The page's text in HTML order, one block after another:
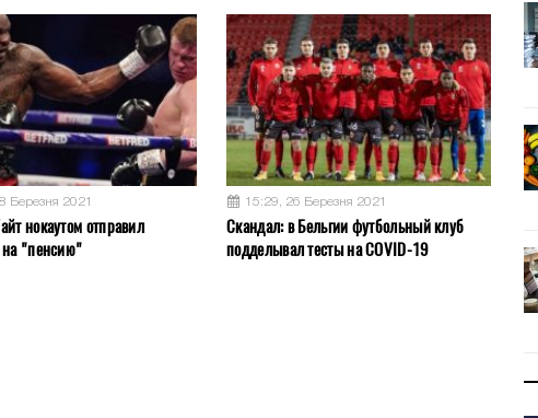
Березня 2021
нокаутом отправил
на "пенсию"
15:29, 26 Березня 2021
Скандал: в Бельгии футбольный клуб
подделывал тесты на COVID-19